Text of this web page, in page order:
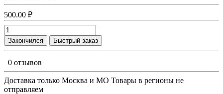
500.00 ₽
Закончился Быстрый заказ
0 отзывов
Доставка только Москва и МО Товары в регионы не
отправляем